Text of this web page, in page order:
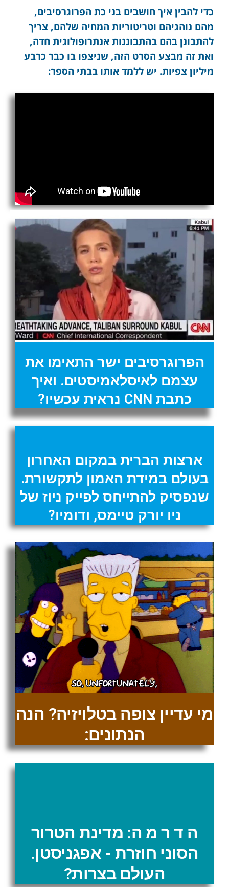
כדי להבין איך חושבים בני כת הפרוגרסיבים,
מהם נוהגיהם וטריטוריות המחיה שלהם, צריך
להתבונן בהם בהתבוננות אנתרופולוגית חדה,
ואת זה מבצע הסרט הזה, שניצפו בו כבר כרבע
מיליון צפיות. יש ללמד אותו בבתי הספר:
הפרוגרסיבים ישר התאימו את
עצמם לאיסלאמיסטים. ואיך
כתבת CNN נראית עכשיו?
ארצות הברית במקום האחרון
בעולם במידת האמון לתקשורת.
שנפסיק להתייחס לפייק ניוז של
ניו יורק טיימס, ודומיו?
מי עדיין צופה בטלויזיה? הנה
הנתונים:
ה ד ר מ ה: מדינת הטרור
הסוני חוזרת - אפגניסטן.
העולם בצרות?